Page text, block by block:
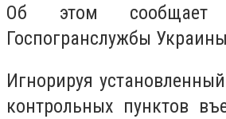
Об этом сообщает
Госпогранслужбы
Игнорируя
контрольных пунктов